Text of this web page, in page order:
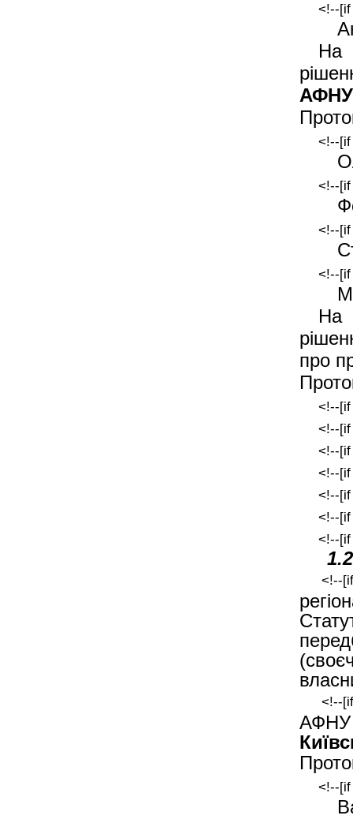
<!--
На
АФНУ
<!--
<!--
<!--
<!--
На
про
<!--
<!--
<!--
<!--
<!--
<!--
<!--
<!--
<!--
АФНУ
<!--